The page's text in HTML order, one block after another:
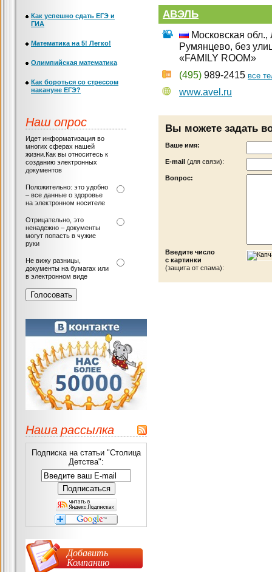
АВЭЛЬ
Московская обл.,
Румянцево, без
«FAMILY ROOM»
(495) 989-2415 все
www.avel.ru
Вы можете задать
Ваше имя:
Е-mail (для связи):
Вопрос:
Введите число
с картинки
(защита от спама):
Как успешно сдать ЕГЭ и
ГИА
Математика на 5! Легко!
Олимпийская математика
Как бороться со стрессом
накануне ЕГЭ?
Наш опрос
Идет информатизация во
многих сферах нашей
жизни.Как вы относитесь к
созданию электронных
документов
Положительно: это удобно
– все данные о здоровье
на электронном носителе
Отрицательно, это
ненадежно – документы
могут попасть в чужие
руки
Не вижу разницы,
документы на бумагах или
в электронном виде
Наша рассылка
Подписка на статьи "Столица
Детства":
Добавить
Компанию